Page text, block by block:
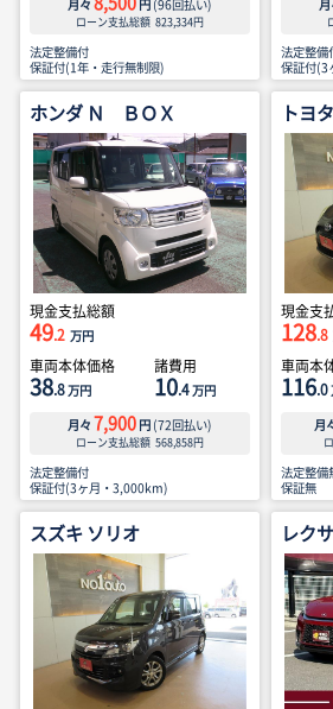
月々
円 (96回払い)
ローン支払総額 823,334円
法定整備付
保証付(1年・走行無制限)
月
法定整備
保証付(3
ホンダ Ｎ ＢＯＸ
現金支払総額
49.2 万円
車両本体価格
38.8万円
諸費用
10.4万円
月々 7,900 円 (72回払い)
ローン支払総額 568,858円
法定整備付
保証付(3ヶ月・3,000km)
トヨ
現金支
128.8
車両本
116.0
月
法定整備
保証無
スズキ ソリオ レク